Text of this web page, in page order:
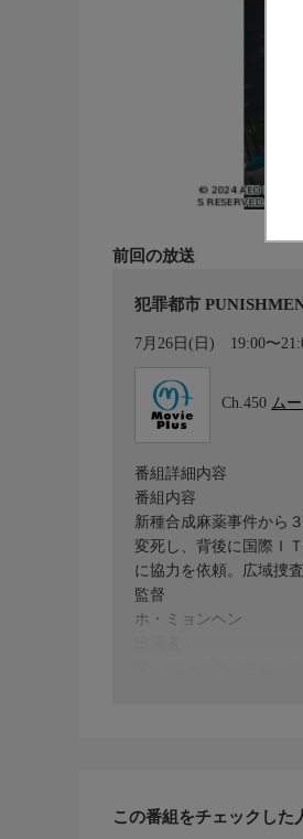
前回の放送
犯罪都市
7月26日(日) 19:00〜
Ch.450 ム
番組詳細内容
番組内容
新種合成麻薬事件から
変死し、背後に国際Ｉ
に協力を依頼。広域捜
監督
ホ・ミョンヘン
この番組をチェックした